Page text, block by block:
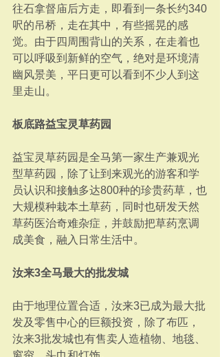
往石拿督庙后方走，即看到一条长约340
呎的吊桥，走在其中，有些摇晃的感
觉。由于四周围背山的关系，在走着也
可以呼吸到新鲜的空气，绝对是环境清
幽风景美，平日更可以看到不少人到这
里走山。
板底路益宝灵草药园
益宝灵草药园是全马第一家生产兼观光
型草药园，除了让到来观光的游客和学
员认识和接触多达800种的珍贵药草，也
大规模种栽本土草药，同时也研发天然
草药医治奇难杂症，并鼓励把草药烹调
成美食，融入日常生活中。
汝来3全马最大的批发城
由于地理位置合适，汝来3已成为最大批
发及零售中心的巨额投资，除了布匹，
汝来3批发城也有售卖人造植物、地毯、